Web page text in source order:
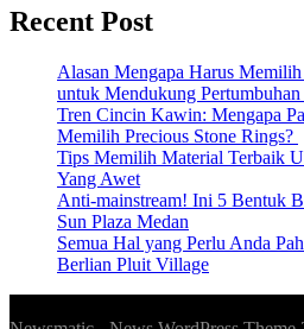
Recent Post
Alasan Mengapa Harus
untuk Mendukung
Tren Cincin Kawin: Mengapa
Memilih Precious Stone Rings?
Tips Memilih Material Terbaik
Yang Awet
Anti-mainstream! Ini 5 Bentuk
Sun Plaza Medan
Semua Hal yang Perlu Anda
Berlian Pluit Village